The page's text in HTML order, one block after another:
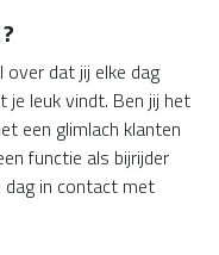
over dat jij elke dag
leuk vindt. Ben jij het
een glimlach klanten
functie als bijrijder
dag in contact met